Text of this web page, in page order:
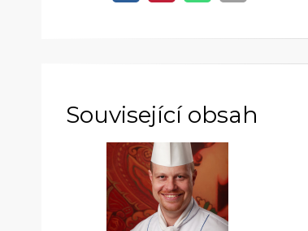
Související obsah